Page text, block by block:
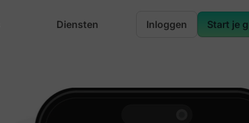
Diensten Inloggen Start je